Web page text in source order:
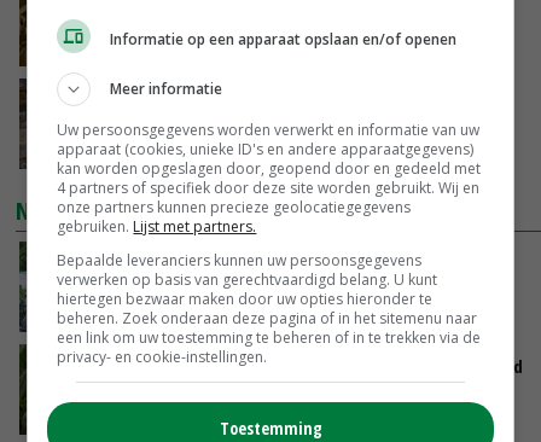
VANDAAG, 14:01
Eierprijzen lijken dieptepunt achter zich te
laten
VANDAAG, 13:27
NIEUWSTE VIDEO'S
Oekraïne-vlogger Kees Huizinga: ‘Bezoek van
de ambassade mag zelf groente plukken’
VANDAAG, 12:00
Limburgse mais van Frijns doet het verrassend
goed
Informatie op een apparaat opslaan en/of openen
Meer informatie
Uw persoonsgegevens worden verwerkt en informatie van uw
apparaat (cookies, unieke ID's en andere apparaatgegevens)
kan worden opgeslagen door, geopend door en gedeeld met
4 partners of specifiek door deze site worden gebruikt. Wij en
onze partners kunnen precieze geolocatiegegevens
gebruiken. Lijst met partners.
Bepaalde leveranciers kunnen uw persoonsgegevens
verwerken op basis van gerechtvaardigd belang. U kunt
hiertegen bezwaar maken door uw opties hieronder te
beheren. Zoek onderaan deze pagina of in het sitemenu naar
een link om uw toestemming te beheren of in te trekken via de
privacy- en cookie-instellingen.
Toestemming